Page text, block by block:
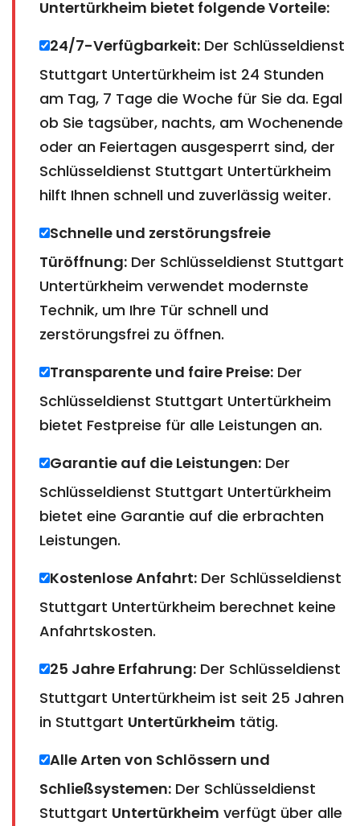
Untertürkheim bietet folgende Vorteile:
24/7-Verfügbarkeit: Der Schlüsseldienst
Stuttgart Untertürkheim ist 24 Stunden
am Tag, 7 Tage die Woche für Sie da. Egal
ob Sie tagsüber, nachts, am Wochenende
oder an Feiertagen ausgesperrt sind, der
Schlüsseldienst Stuttgart Untertürkheim
hilft Ihnen schnell und zuverlässig weiter.
Schnelle und zerstörungsfreie
Türöffnung: Der Schlüsseldienst Stuttgart
Untertürkheim verwendet modernste
Technik, um Ihre Tür schnell und
zerstörungsfrei zu öffnen.
Transparente und faire Preise: Der
Schlüsseldienst Stuttgart Untertürkheim
bietet Festpreise für alle Leistungen an.
Garantie auf die Leistungen: Der
Schlüsseldienst Stuttgart Untertürkheim
bietet eine Garantie auf die erbrachten
Leistungen.
Kostenlose Anfahrt: Der Schlüsseldienst
Stuttgart Untertürkheim berechnet keine
Anfahrtskosten.
25 Jahre Erfahrung: Der Schlüsseldienst
Stuttgart Untertürkheim ist seit 25 Jahren
in Stuttgart Untertürkheim tätig.
Alle Arten von Schlössern und
Schließsystemen: Der Schlüsseldienst
Stuttgart Untertürkheim verfügt über alle